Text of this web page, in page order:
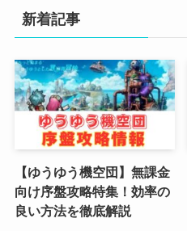
(2)
(4)
新着記事
【ゆうゆう機空団】無課金
向け序盤攻略特集！効率の
良い方法を徹底解説